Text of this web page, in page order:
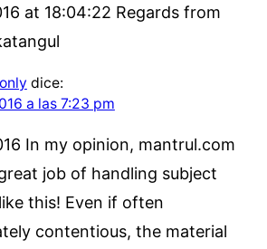
at 18:04:22 Regards from
dice:
a las 7:23 pm
In my opinion, mantrul.com
job of handling subject
this! Even if often
contentious, the material